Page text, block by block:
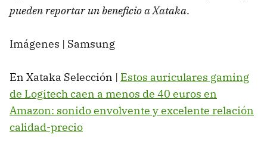
pueden reportar un beneficio a Xataka.
Imágenes | Samsung
En Xataka Selección | Estos auriculares gaming
de Logitech caen a menos de 40 euros en
Amazon: sonido envolvente y excelente relación
calidad-precio